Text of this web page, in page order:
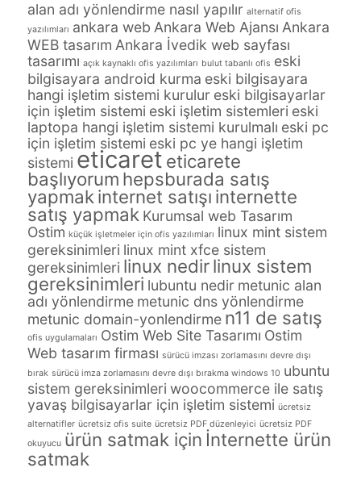
alan adı yönlendirme nasıl yapılır alternatif ofis
yazılımları ankara web Ankara Web Ajansı Ankara
WEB tasarım Ankara İvedik web sayfası
tasarımı açık kaynaklı ofis yazılımları bulut tabanlı ofis eski
bilgisayara android kurma eski bilgisayara
hangi işletim sistemi kurulur eski bilgisayarlar
için işletim sistemi eski işletim sistemleri eski
laptopa hangi işletim sistemi kurulmalı eski pc
için işletim sistemi eski pc ye hangi işletim
sistemi eticaret eticarete
başlıyorum hepsburada satış
yapmak internet satışı internette
satış yapmak Kurumsal web Tasarım
Ostim küçük işletmeler için ofis yazılımları linux mint sistem
gereksinimleri linux mint xfce sistem
gereksinimleri linux nedirlinux sistem
gereksinimleri lubuntu nedir metunic alan
adı yönlendirme metunic dns yönlendirme
metunic domain-yonlendirme n11 de satış
ofis uygulamaları Ostim Web Site Tasarımı Ostim
Web tasarım firması sürücü imzası zorlamasını devre dışı
bırak sürücü imza zorlamasını devre dışı bırakma windows 10 ubuntu
sistem gereksinimleri woocommerce ile satış
yavaş bilgisayarlar için işletim sistemi ücretsiz
alternatifler ücretsiz ofis suite ücretsiz PDF düzenleyici ücretsiz PDF
okuyucu ürün satmak için İnternette ürün
satmak